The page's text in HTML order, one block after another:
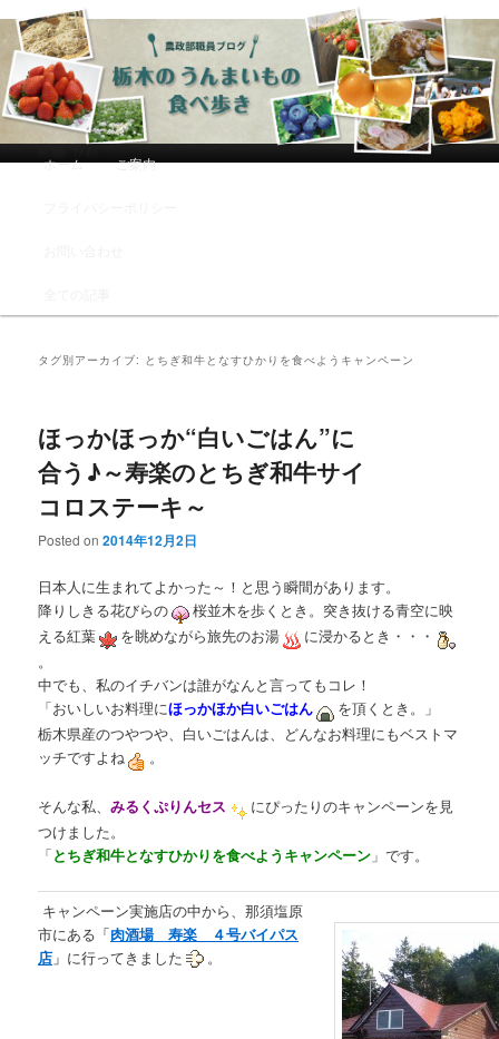
農政部職員ブログ「栃木のうんまい
もの食べ歩き」
メインコンテンツへ移動
サブコンテンツへ移動
ホーム ご案内
タグ別アーカイブ: とちぎ和牛となすひかりを食べようキャンペーン
ほっかほっか“白いごはん”に
合う♪～寿楽のとちぎ和牛サイ
コロステーキ～
Posted on2014年12月2日
日本人に生まれてよかった～！と思う瞬間があります。
降りしきる花びらの
桜並木を歩くとき。突き抜ける青空に映
える紅葉
を眺めながら旅先のお湯
に浸かるとき・・・
。
中でも、私のイチバンは誰がなんと言ってもコレ！
「おいしいお料理にほっかほか白いごはん
を頂くとき。」
栃木県産のつやつや、白いごはんは、どんなお料理にもベストマ
ッチですよね
。
そんな私、みるくぷりんセス
にぴったりのキャンペーンを見
つけました。
「とちぎ和牛となすひかりを食べようキャンペーン 」です。
キャンペーン実施店の中から、那須塩原
市にある 「肉酒場 寿楽 ４号バイパス
店 」 に行ってきました 。